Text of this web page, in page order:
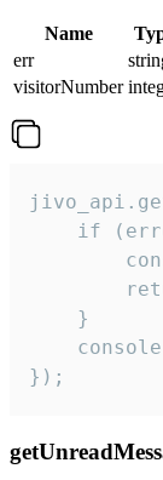
Name
err
visitorNumber
if
    }
});